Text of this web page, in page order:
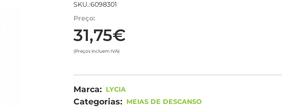
SKU.:6098301
Preço:
31,75€
(Preços incluem IVA)
Marca: LYCIA
Categorias: MEIAS DE DESCANSO